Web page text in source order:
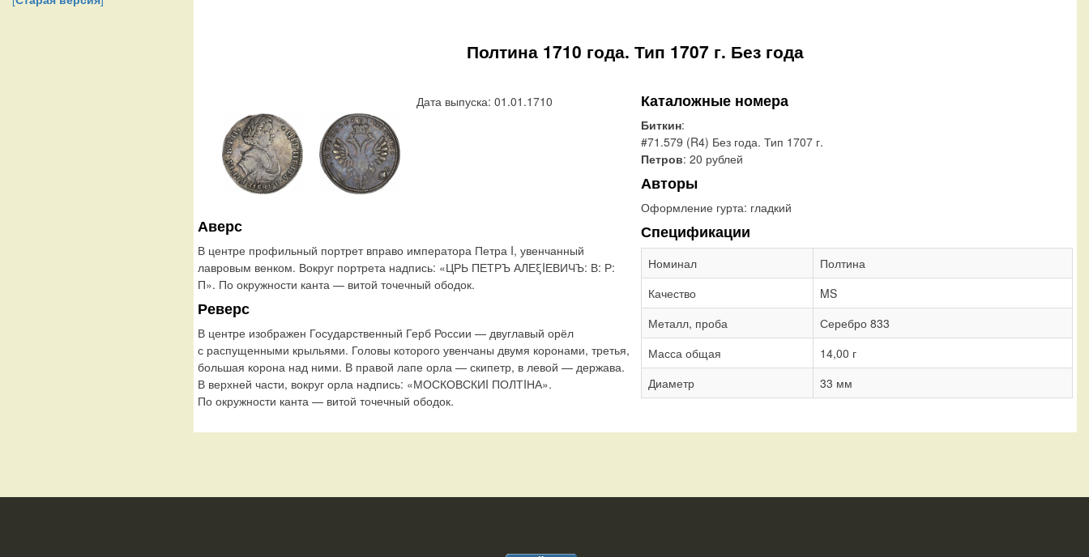
Полтина 1710 года. Тип 1707 г. Без года
Дата выпуска: 01.01.1710
Аверс
В центре профильный портрет вправо императора Петра I, увенчанный
лавровым венком. Вокруг портрета надпись: «ЦРЬ ПЕТРЪ АЛЕξIЕВИЧЪ: В: Р:
П». По окружности канта — витой точечный ободок.
Реверс
В центре изображен Государственный Герб России — двуглавый орёл
с распущенными крыльями. Головы которого увенчаны двумя коронами, третья,
большая корона над ними. В правой лапе орла — скипетр, в левой — держава.
В верхней части, вокруг орла надпись: «МОСКОВСКИI ПОЛТIНА».
По окружности канта — витой точечный ободок.
Каталожные номера
Биткин:
#71.579 (R4) Без года. Тип 1707 г.
Петров: 20 рублей
Авторы
Оформление гурта: гладкий
Спецификации
Номинал
Полтина
Качество
MS
Металл, проба
Серебро 833
Масса общая
14,00 г
Диаметр
33 мм